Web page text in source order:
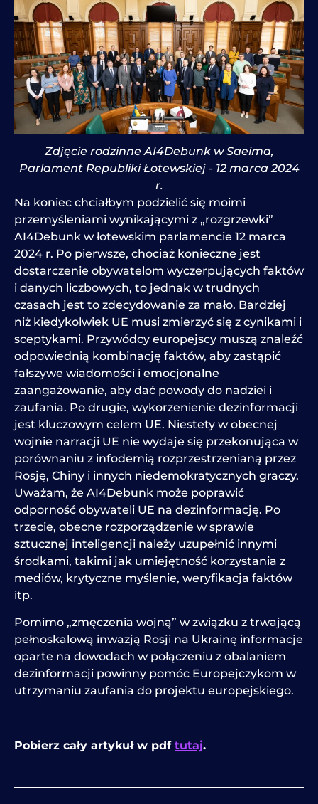
Zdjęcie rodzinne AI4Debunk w Saeima,
Parlament Republiki Łotewskiej - 12 marca 2024
r.
Na koniec chciałbym podzielić się moimi
przemyśleniami wynikającymi z „rozgrzewki”
AI4Debunk w łotewskim parlamencie 12 marca
2024 r. Po pierwsze, chociaż konieczne jest
dostarczenie obywatelom wyczerpujących faktów
i danych liczbowych, to jednak w trudnych
czasach jest to zdecydowanie za mało. Bardziej
niż kiedykolwiek UE musi zmierzyć się z cynikami i
sceptykami. Przywódcy europejscy muszą znaleźć
odpowiednią kombinację faktów, aby zastąpić
fałszywe wiadomości i emocjonalne
zaangażowanie, aby dać powody do nadziei i
zaufania. Po drugie, wykorzenienie dezinformacji
jest kluczowym celem UE. Niestety w obecnej
wojnie narracji UE nie wydaje się przekonująca w
porównaniu z infodemią rozprzestrzenianą przez
Rosję, Chiny i innych niedemokratycznych graczy.
Uważam, że AI4Debunk może poprawić
odporność obywateli UE na dezinformację. Po
trzecie, obecne rozporządzenie w sprawie
sztucznej inteligencji należy uzupełnić innymi
środkami, takimi jak umiejętność korzystania z
mediów, krytyczne myślenie, weryfikacja faktów
itp.
Pomimo „zmęczenia wojną” w związku z trwającą
pełnoskalową inwazją Rosji na Ukrainę informacje
oparte na dowodach w połączeniu z obalaniem
dezinformacji powinny pomóc Europejczykom w
utrzymaniu zaufania do projektu europejskiego.
Pobierz cały artykuł w pdf tutaj.